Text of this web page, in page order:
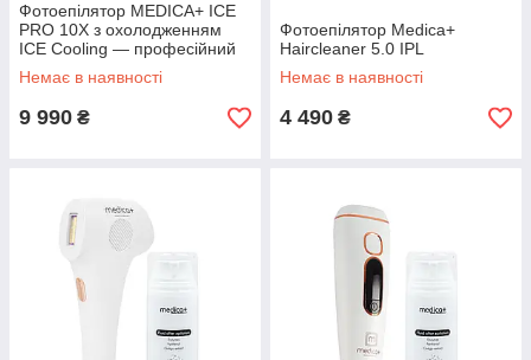
Фотоепілятор MEDICA+ ICE
PRO 10X з охолодженням
ICE Cooling — професійний
IPL фотоепілятор для
домашнього видалення
Немає в наявності
9 990 ₴
Фотоепілятор Medica+
Haircleaner 5.0 IPL
Немає в наявності
4 490 ₴